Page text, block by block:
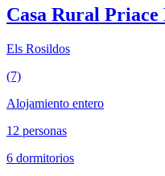
Casa Rural Priace
Els Rosildos
(7)
Alojamiento entero
12 personas
6 dormitorios